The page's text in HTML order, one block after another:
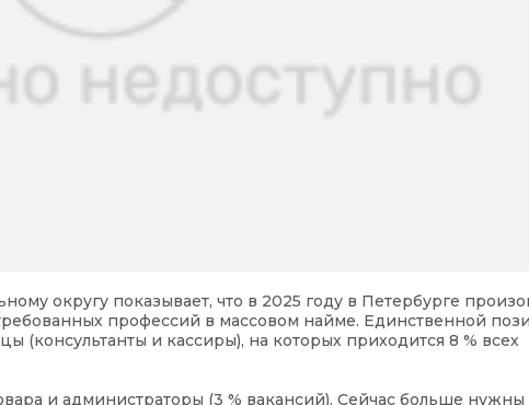
округу показывает, что в 2025 году в Петербурге
профессий в массовом найме. Единственной
(консультанты и кассиры), на которых приходится 8 % всех
и администраторы (3 % вакансий). Сейчас больше нужны